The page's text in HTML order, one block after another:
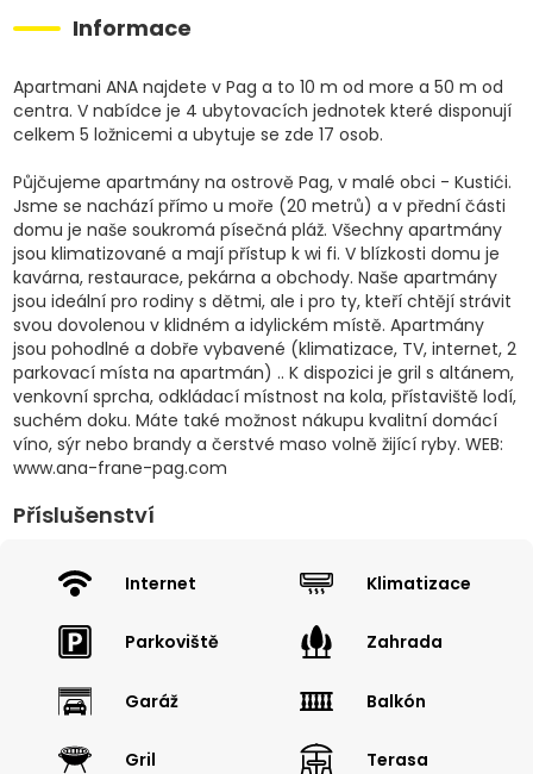
Informace
Apartmani ANA najdete v Pag a to 10 m od more a 50 m od
centra. V nabídce je 4 ubytovacích jednotek které disponují
celkem 5 ložnicemi a ubytuje se zde 17 osob.
Půjčujeme apartmány na ostrově Pag, v malé obci - Kustići.
Jsme se nachází přímo u moře (20 metrů) a v přední části
domu je naše soukromá písečná pláž. Všechny apartmány
jsou klimatizované a mají přístup k wi fi. V blízkosti domu je
kavárna, restaurace, pekárna a obchody. Naše apartmány
jsou ideální pro rodiny s dětmi, ale i pro ty, kteří chtějí strávit
svou dovolenou v klidném a idylickém místě. Apartmány
jsou pohodlné a dobře vybavené (klimatizace, TV, internet, 2
parkovací místa na apartmán) .. K dispozici je gril s altánem,
venkovní sprcha, odkládací místnost na kola, přístaviště lodí,
suchém doku. Máte také možnost nákupu kvalitní domácí
víno, sýr nebo brandy a čerstvé maso volně žijící ryby. WEB:
www.ana-frane-pag.com
Příslušenství
Internet Klimatizace
Parkoviště Zahrada
Garáž Balkón
Gril Terasa